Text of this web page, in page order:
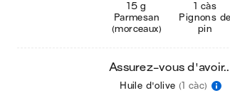
15 g
Parmesan
(morceaux)
1 càs
Pignons de
pin
Assurez-vous
Huile d'olive (1 càc)